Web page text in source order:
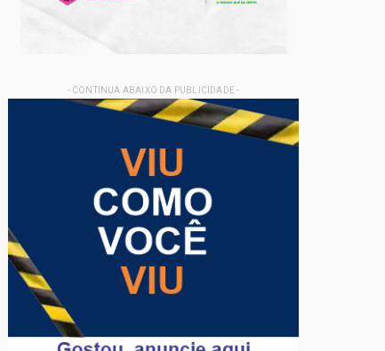
- CONTINUA ABAIXO DA PUBLICIDADE -